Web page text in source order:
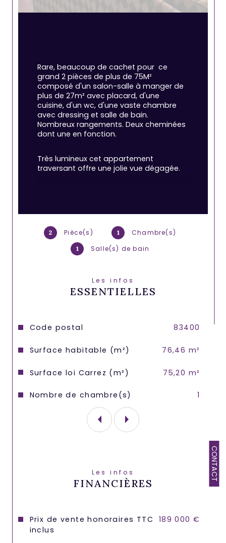
CONTACT
2 Pièce(s) 1 Chambre(s)
1 Salle(s) de bain
Les infos
ESSENTIELLES
Caractéristiques Valeurs
Code postal 83400
Surface habitable (m²) 76,46 m²
Surface loi Carrez (m²) 75,20 m²
Nombre de chambre(s) 1
Rare, beaucoup de cachet pour  ce
grand 2 pièces de plus de 75M²
composé d'un salon-salle à manger de
plus de 27m² avec placard, d'une
cuisine, d'un wc, d'une vaste chambre
avec dressing et salle de bain.
Nombreux rangements. Deux cheminées
dont une en fonction.
Très lumineux cet appartement
traversant offre une jolie vue dégagée.
Les infos
FINANCIÈRES
Prix de vente honoraires TTC
inclus
189 000 €